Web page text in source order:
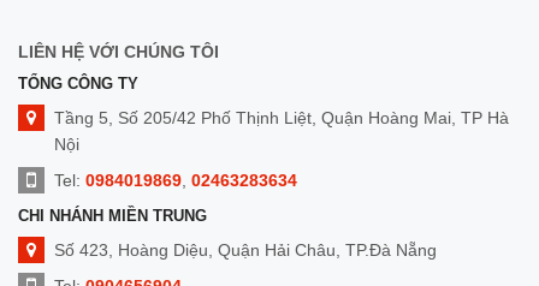
LIÊN HỆ VỚI CHÚNG TÔI
TỔNG CÔNG TY
Tầng 5, Số 205/42 Phố Thịnh Liệt, Quận Hoàng Mai, TP Hà
Nội
Tel: 0984019869 02463283634
CHI NHÁNH MIỀN TRUNG
Số 423, Hoàng Diệu, Quận Hải Châu, TP.Đà Nẵng